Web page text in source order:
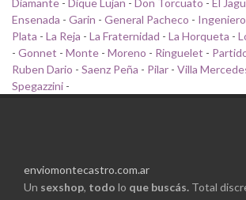
Diamante - Dique Lujan - Don Torcuato - El
Ensenada - Garin - General Pacheco -
Plata - La Reja - La Fraternidad - La Horqueta -
- Gonnet - Monte - Moreno - Ringuelet -
Ruben Dario - Saenz Peña - Pilar - Villa
Spegazzini -
enviomontecastro.com.ar
Un sexshop, todo lo que buscás. Total